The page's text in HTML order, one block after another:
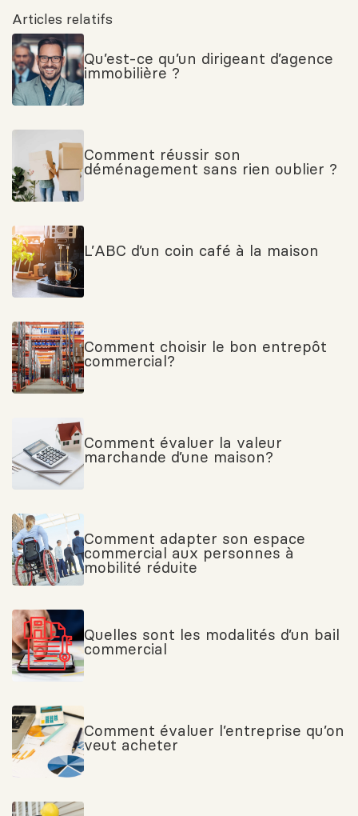
Articles relatifs
Qu’est-ce qu’un dirigeant d’agence
immobilière ?
Comment réussir son
déménagement sans rien oublier ?
L’ABC d’un coin café à la maison
Comment choisir le bon entrepôt
commercial?
Comment évaluer la valeur
marchande d’une maison?
Comment adapter son espace
commercial aux personnes à
mobilité réduite
Quelles sont les modalités d’un bail
commercial
Comment évaluer l’entreprise qu’on
veut acheter